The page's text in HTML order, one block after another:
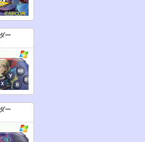
ー
ー